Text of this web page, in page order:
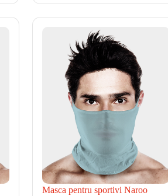
Masca pentru sportivi Naroo